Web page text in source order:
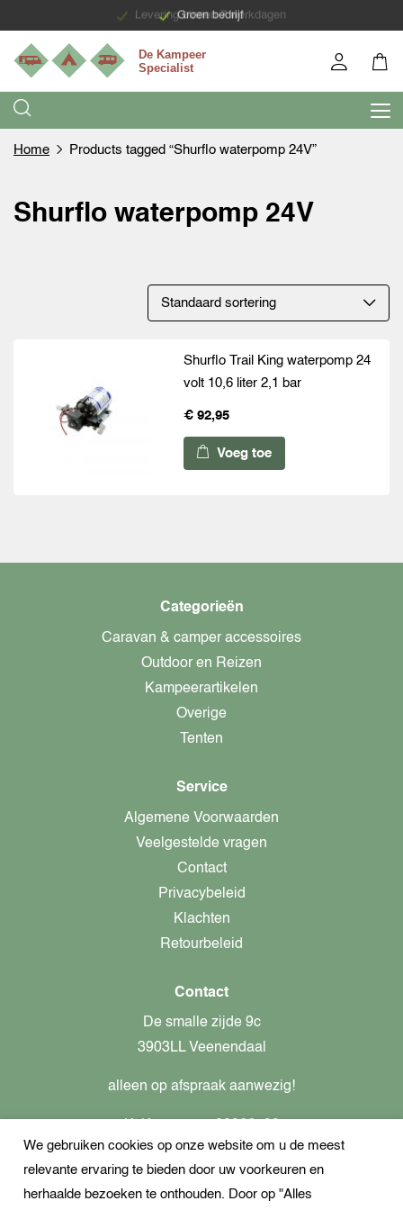
Groen bedrijf
Levering binnen 7 werkdagen
Home Products tagged “Shurflo waterpomp 24V”
Shurflo waterpomp 24V
Shurflo Trail King waterpomp 24
volt 10,6 liter 2,1 bar
€ 92,95
Voeg toe
Categorieën
Caravan & camper accessoires
Outdoor en Reizen
Kampeerartikelen
Overige
Tenten
Service
Algemene Voorwaarden
Veelgestelde vragen
Contact
Privacybeleid
Klachten
Retourbeleid
Contact
De smalle zijde 9c
3903LL Veenendaal
alleen op afspraak aanwezig!
Btw-nummer: nl862437301B01
+31621944547
We gebruiken cookies op onze website om u de meest
relevante ervaring te bieden door uw voorkeuren en
herhaalde bezoeken te onthouden. Door op "Alles